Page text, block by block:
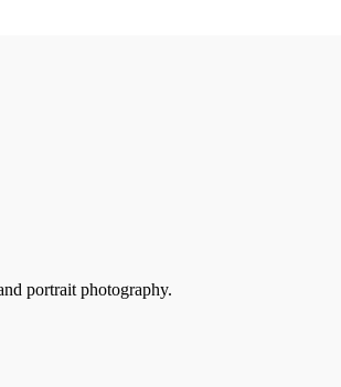
portrait photography.